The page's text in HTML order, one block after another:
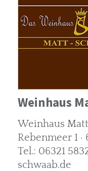
Weinhaus
Weinhaus
Rebenmeer 1
Tel.: 06321
schwaab.de